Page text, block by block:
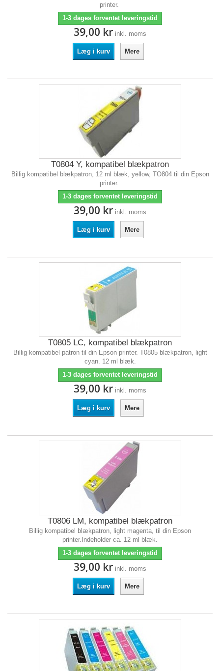
printer.
1-3 dages forventet leveringstid
39,00 kr inkl. moms
Læg i kurv Mere
T0804 Y, kompatibel blækpatron
Billig kompatibel blækpatron, 12 ml blæk, yellow, TO804 til din Epson
printer.
1-3 dages forventet leveringstid
39,00 kr inkl. moms
Læg i kurv Mere
T0805 LC, kompatibel blækpatron
Billig kompatibel patron til din Epson printer. T0805 blækpatron, light
cyan. 12 ml blæk.
1-3 dages forventet leveringstid
39,00 kr inkl. moms
Læg i kurv Mere
T0806 LM, kompatibel blækpatron
Billig kompatibel blækpatron, light magenta, til din Epson
printer.Indeholder ca. 12 ml blæk.
1-3 dages forventet leveringstid
39,00 kr inkl. moms
Læg i kurv Mere